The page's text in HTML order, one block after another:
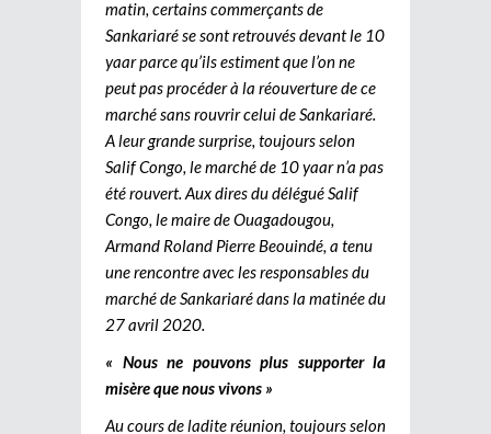
matin, certains commerçants de
Sankariaré se sont retrouvés devant le 10
yaar parce qu’ils estiment que l’on ne
peut pas procéder à la réouverture de ce
marché sans rouvrir celui de Sankariaré.
A leur grande surprise, toujours selon
Salif Congo, le marché de 10 yaar n’a pas
été rouvert. Aux dires du délégué Salif
Congo, le maire de Ouagadougou,
Armand Roland Pierre Beouindé, a tenu
une rencontre avec les responsables du
marché de Sankariaré dans la matinée du
27 avril 2020.
« Nous ne pouvons plus supporter la
misère que nous vivons »
Au cours de ladite réunion, toujours selon